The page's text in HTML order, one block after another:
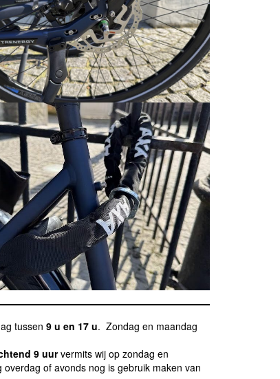
tussen 9 u en 17 u. Zondag en maandag
9 uurvermits wij op zondag en
of avonds nog is gebruik maken van